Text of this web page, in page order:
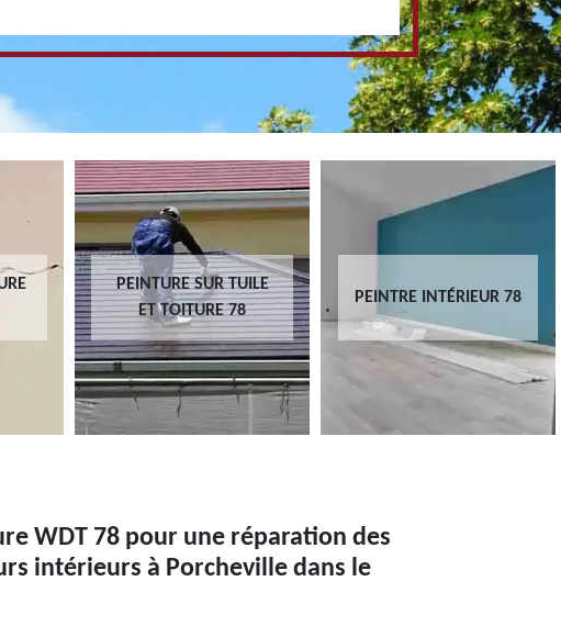
PEINTURE SUR TUILE
ET TOITURE 78
PEINTRE INTÉRIEUR 78
WDT 78 pour une réparation des
intérieurs à Porcheville dans le